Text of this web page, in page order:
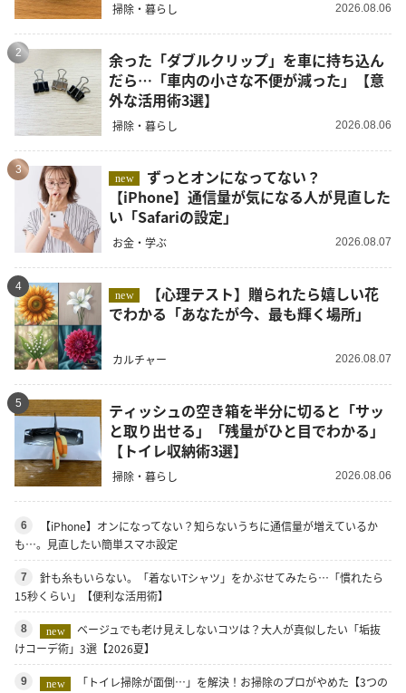
掃除・暮らし 2026.08.06
2
余った「ダブルクリップ」を車に持ち込ん
だら…「車内の小さな不便が減った」【意
外な活用術3選】
掃除・暮らし 2026.08.06
3
new
【iPhone】通信量が気になる人が見直した
い「Safariの設定」
お金・学ぶ 2026.08.07
4
new
でわかる「あなたが今、最も輝く場所」
カルチャー 2026.08.07
5
ティッシュの空き箱を半分に切ると「サッ
と取り出せる」「残量がひと目でわかる」
【トイレ収納術3選】
掃除・暮らし 2026.08.06
6
【iPhone】オンになってない？知らないうちに通信量が増えているか
も…。見直したい簡単スマホ設定
7
針も糸もいらない。「着ないTシャツ」をかぶせてみたら…「慣れたら
15秒くらい」【便利な活用術】
8 new
ベージュでも老け見えしないコツは？大人が真似したい「垢抜
けコーデ術」3選【2026夏】
9 new
「トイレ掃除が面倒…」を解決！お掃除のプロがやめた【3つの